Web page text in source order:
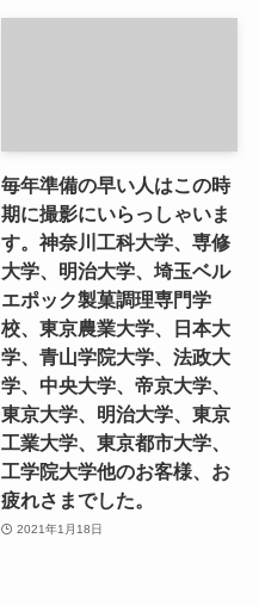
毎年準備の早い人はこの時
期に撮影にいらっしゃいま
す。神奈川工科大学、専修
大学、明治大学、埼玉ベル
エポック製菓調理専門学
校、東京農業大学、日本大
学、青山学院大学、法政大
学、中央大学、帝京大学、
東京大学、明治大学、東京
工業大学、東京都市大学、
工学院大学他のお客様、お
疲れさまでした。
2021年1月18日